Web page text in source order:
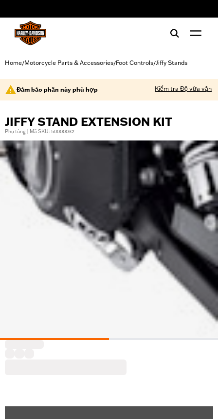
Home/Motorcycle Parts & Accessories/Foot Controls/Jiffy Stands
Đảm bảo phần này phù hợp Kiểm tra Độ vừa vặn
JIFFY STAND EXTENSION KIT
Phụ tùng | Mã SKU: 50000032